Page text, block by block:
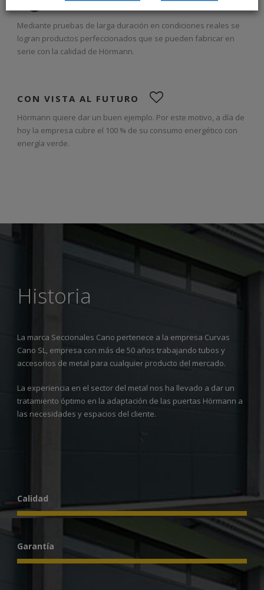
Mediante pruebas de larga duración en condiciones reales se
logran productos perfeccionados que se pueden fabricar en
serie con la calidad de Hörmann.
CON VISTA AL FUTURO
Hörmann quiere dar un buen ejemplo. Por este motivo, a día de
hoy la empresa cubre el 100 % de su consumo energético con
energía verde.
Historia
La marca Seccionales Cano pertenece a la empresa Curvas
Cano SL, empresa con más de 50 años trabajando tubos y
accesorios de metal para cualquier producto del mercado.
La experiencia en el sector del metal nos ha llevado a dar un
tratamiento óptimo en la adaptación de las puertas Hörmann a
las necesidades y espacios del cliente.
Calidad
Garantía